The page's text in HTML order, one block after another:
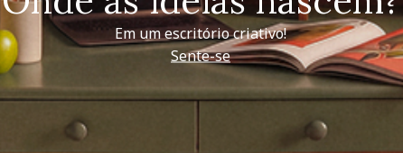
Em um escritório criativo!
Sente-se